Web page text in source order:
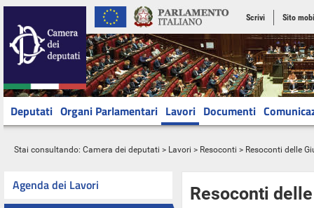
Scrivi Sito
Deputati Organi Parlamentari Lavori Documenti
Stai consultando: Camera dei deputati > Lavori > Resoconti > Resoconti delle
Agenda dei Lavori
Resoconti